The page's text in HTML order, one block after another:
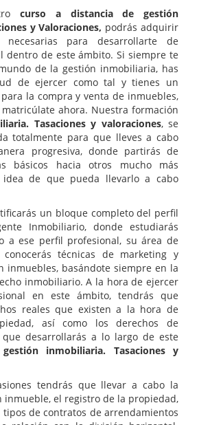
curso a distancia de gestión
y Valoraciones, podrás adquirir
necesarias para desarrollarte de
dentro de este ámbito. Si siempre te
de la gestión inmobiliaria, has
de ejercer como tal y tienes un
la compra y venta de inmuebles,
ahora. Nuestra formación
Tasaciones y valoraciones, se
totalmente para que lleves a cabo
progresiva, donde partirás de
básicos hacia otros mucho más
idea de que pueda llevarlo a cabo
un bloque completo del perfil
Inmobiliario, donde estudiarás
a ese perfil profesional, su área de
técnicas de marketing y
inmuebles, basándote siempre en la
inmobiliario. A la hora de ejercer
en este ámbito, tendrás que
reales que existen a la hora de
así como los derechos de
que desarrollarás a lo largo de este
inmobiliaria. Tasaciones y
tendrás que llevar a cabo la
inmueble, el registro de la propiedad,
de contratos de arrendamientos